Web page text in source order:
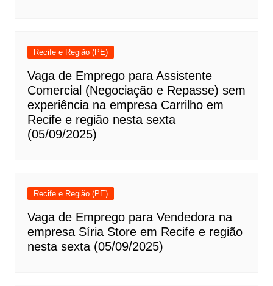
Recife e Região (PE)
Vaga de Emprego para Assistente
Comercial (Negociação e Repasse) sem
experiência na empresa Carrilho em
Recife e região nesta sexta
(05/09/2025)
Recife e Região (PE)
Vaga de Emprego para Vendedora na
empresa Síria Store em Recife e região
nesta sexta (05/09/2025)